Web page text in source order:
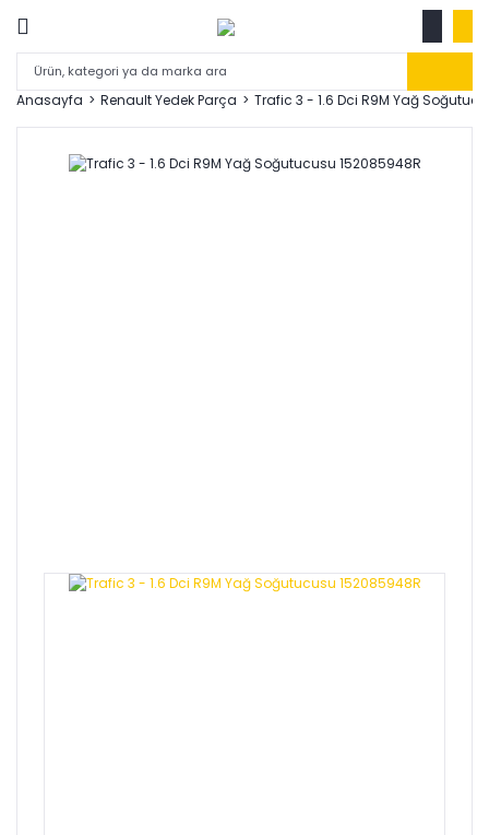
Anasayfa Renault Yedek Parça Trafic 3 - 1.6 Dci R9M Yağ